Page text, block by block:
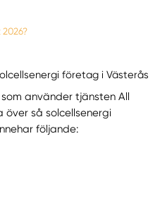
företag i Västerås
använder tjänsten All
så solcellsenergi
följande: